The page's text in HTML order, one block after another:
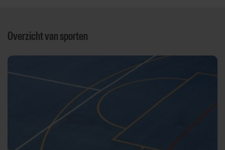
Overzicht van sporten